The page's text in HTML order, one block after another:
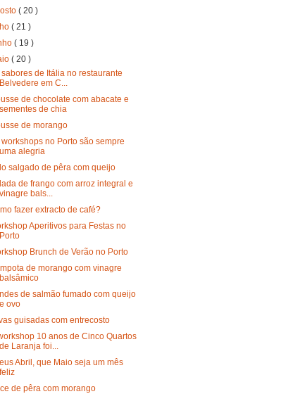
( 20 )
( 21 )
( 19 )
( 20 )
sabores de Itália no restaurante
Belvedere em C...
de chocolate com abacate e
sementes de chia
de morango
workshops no Porto são sempre
uma alegria
salgado de pêra com queijo
de frango com arroz integral e
vinagre bals...
fazer extracto de café?
Aperitivos para Festas no
Porto
Brunch de Verão no Porto
de morango com vinagre
balsâmico
de salmão fumado com queijo
e ovo
guisadas com entrecosto
10 anos de Cinco Quartos
de Laranja foi...
Abril, que Maio seja um mês
feliz
de pêra com morango